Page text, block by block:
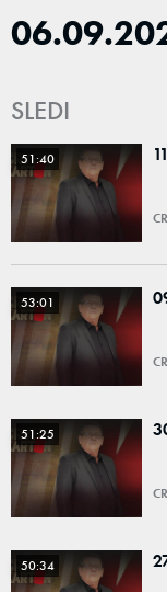
SLEDI
51:40
53:01
51:25
50:34